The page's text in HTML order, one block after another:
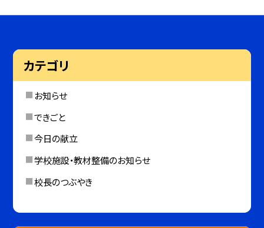
カテゴリ
お知らせ
できごと
今日の献立
学校施設・教材整備のお知らせ
校長のつぶやき